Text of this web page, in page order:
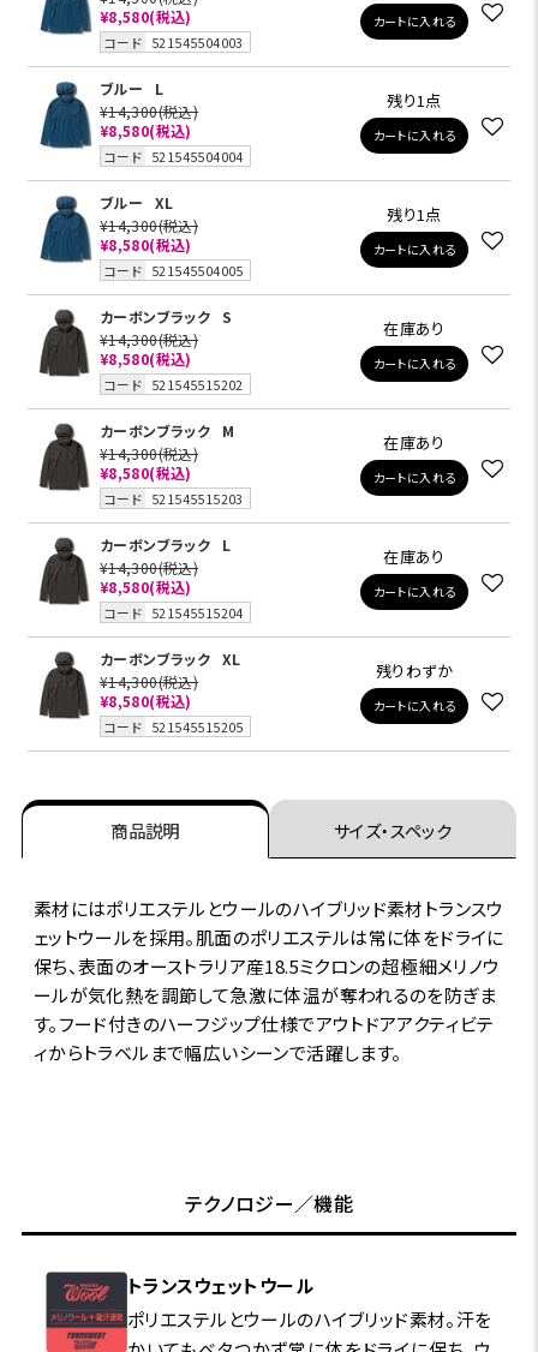
¥8,580(税込)
コード 521545504003
カートに入れる
ブルー
L
¥14,300(税込)
¥8,580(税込)
コード 521545504004
残り1点
カートに入れる
ブルー
XL
¥14,300(税込)
¥8,580(税込)
コード 521545504005
残り1点
カートに入れる
カーボンブラック S
¥14,300(税込)
¥8,580(税込)
コード 521545515202
在庫あり
カートに入れる
カーボンブラック
M
¥14,300(税込)
¥8,580(税込)
コード 521545515203
在庫あり
カートに入れる
カーボンブラック
L
¥14,300(税込)
¥8,580(税込)
コード 521545515204
在庫あり
カートに入れる
カーボンブラック XL
¥14,300(税込)
¥8,580(税込)
コード 521545515205
残りわずか
カートに入れる
商品説明 サイズ・スペック
素材にはポリエステルとウールのハイブリッド素材トランスウ
ェットウールを採用。肌面のポリエステルは常に体をドライに
保ち、表面のオーストラリア産18.5ミクロンの超極細メリノウ
ールが気化熱を調節して急激に体温が奪われるのを防ぎま
す。フード付きのハーフジップ仕様でアウトドアアクティビテ
ィからトラベルまで幅広いシーンで活躍します。
テクノロジー／機能
トランスウェットウール
ポリエステルとウールのハイブリッド素材。汗を